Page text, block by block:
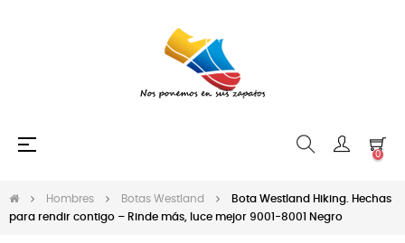
Navegación
☰
0
Hombres Botas Westland
Bota Westland Hiking. Hechas
para rendir contigo – Rinde más, luce mejor 9001-8001 Negro